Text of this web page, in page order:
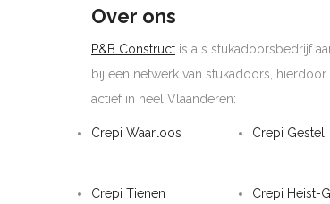
Over ons
P&B Construct is als stukadoorsbedrijf
bij een netwerk van stukadoors, hierdoor
actief in heel Vlaanderen:
Crepi Waarloos Crepi Gestel
Crepi Tienen Crepi Heist-